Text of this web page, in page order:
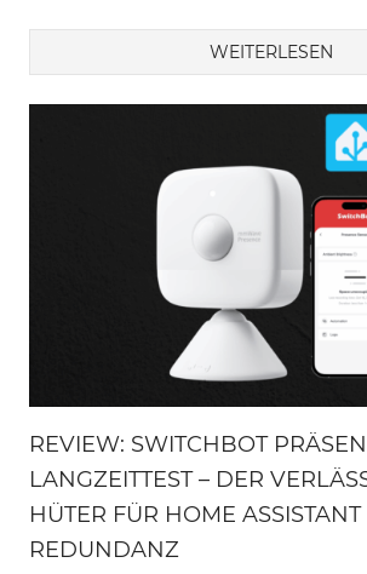
WEITERLESEN
REVIEW: SWITCHBOT
LANGZEITTEST – DER
HÜTER FÜR HOME ASSISTANT
REDUNDANZ